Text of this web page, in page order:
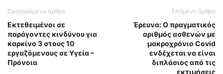
Προηγούμενο άρθρο
Eκτεθειμένοι σε
παράγοντες κινδύνου για
καρκίνο 3 στους 10
εργαζόμενους σε Υγεία –
Πρόνοια
Επόμενο άρθρο
Έρευνα: Ο πραγματικός
αριθμός ασθενών με
μακροχρόνιο Covid
ενδέχεται να είναι
διπλάσιος από τις
εκτιμήσεις